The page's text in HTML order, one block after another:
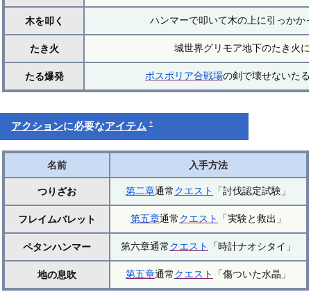
木を叩く ハンマーで叩いて木の上に引っかか
たき火 城世界グリモア地下のたき火
たる爆発 ポスポリア合戦場の剣で壊せないた
アクションに必要なアイテム †
名前 入手方法
つりざお 第二章通常クエスト 「討伐認定試験」
フレイムバレット 第五章通常クエスト 「実験と救出」
ペタンハンマー 第六章通常クエスト 「時計ナオシタイ」
地の息吹 第五章通常クエスト 「傷ついた水晶」